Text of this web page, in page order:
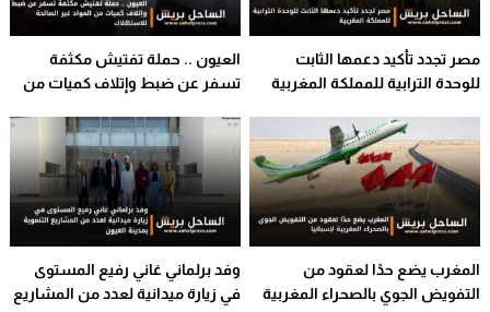
مصر تجدد تأكيد دعمها الثابت
للوحدة الترابية للمملكة المغربية
العيون .. حملة تفتيش مكثفة
تسفر عن ضبط وإتلاف كميات من
المغرب يضع حدًا لعقود من
التفويض الجوي بالصحراء المغربية
وفد برلماني غاني رفيع المستوى
في زيارة ميدانية لعدد من المشاريع